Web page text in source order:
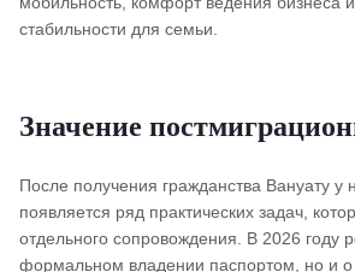
стабильности для семьи.
Значение
После получения гражданства Вануату у
появляется ряд практических задач,
отдельного сопровождения. В 2026 году
формальном владении паспортом, но и